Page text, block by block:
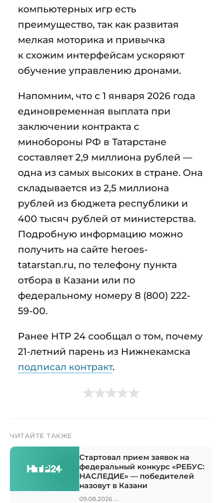
компьютерных игр есть
преимущество, так как развитая
мелкая моторика и привычка
к схожим интерфейсам ускоряют
обучение управлению дронами.
Напомним, что с 1 января 2026 года
единовременная выплата при
заключении контракта с
минобороны РФ в Татарстане
составляет 2,9 миллиона рублей —
одна из самых высоких в стране. Она
складывается из 2,5 миллиона
рублей из бюджета республики и
400 тысяч рублей от министерства.
Подробную информацию можно
получить на сайте heroes-
tatarstan.ru, по телефону пункта
отбора в Казани или по
федеральному номеру 8 (800) 222-
59-00.
Ранее НТР 24 сообщал о том, почему
21-летний парень из Нижнекамска
подписал контракт.
ЧИТАЙТЕ ТАКЖЕ
Стартовал прием заявок на
федеральный конкурс «РЕБУС:
НАСЛЕДИЕ» — победителей
назовут в Казани
09.08.2026 →